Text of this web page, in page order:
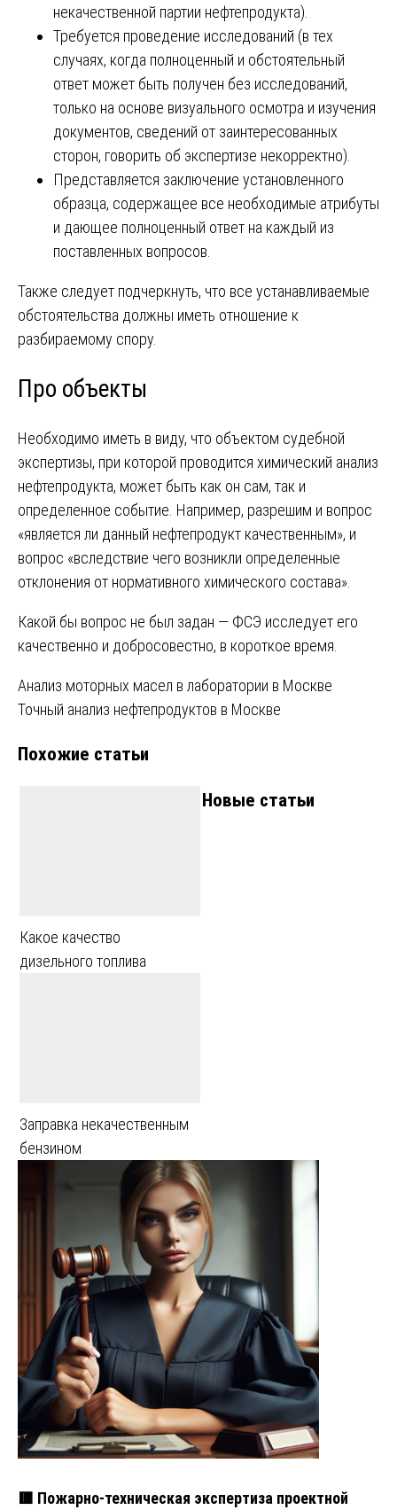
некачественной партии нефтепродукта).
Требуется проведение исследований (в тех
случаях, когда полноценный и обстоятельный
ответ может быть получен без исследований,
только на основе визуального осмотра и изучения
документов, сведений от заинтересованных
сторон, говорить об экспертизе некорректно).
Представляется заключение установленного
образца, содержащее все необходимые атрибуты
и дающее полноценный ответ на каждый из
поставленных вопросов.
Также следует подчеркнуть, что все устанавливаемые
обстоятельства должны иметь отношение к
разбираемому спору.
Про объекты
Необходимо иметь в виду, что объектом судебной
экспертизы, при которой проводится химический анализ
нефтепродукта, может быть как он сам, так и
определенное событие. Например, разрешим и вопрос
«является ли данный нефтепродукт качественным», и
вопрос «вследствие чего возникли определенные
отклонения от нормативного химического состава».
Какой бы вопрос не был задан — ФСЭ исследует его
качественно и добросовестно, в короткое время.
Навигация
записям
Анализ моторных масел в лаборатории в Москве
Точный анализ нефтепродуктов в Москве
Похожие статьи
Какое качество
дизельного топлива
Заправка некачественным
бензином
Новые статьи
🟥 Пожарно-техническая экспертиза проектной